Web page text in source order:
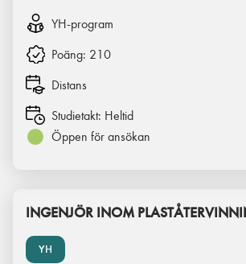
YH-program
Poäng: 210
Distans
Studietakt: Heltid
Öppen för ansökan
YH
INGENJÖR INOM